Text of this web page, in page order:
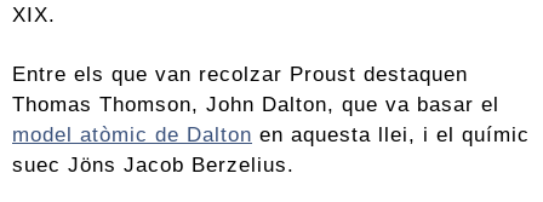
XIX.
Entre els que van recolzar Proust destaquen
Thomas Thomson, John Dalton, que va basar el
model atòmic de Dalton en aquesta llei, i el químic
suec Jöns Jacob Berzelius.